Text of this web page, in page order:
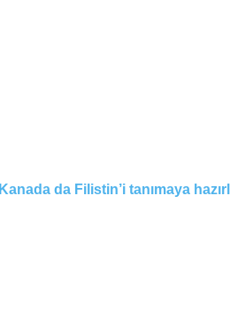
Kanada da Filistin’i tanımaya